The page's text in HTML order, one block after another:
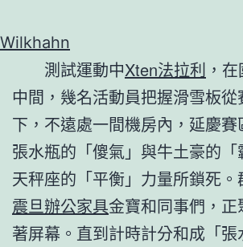
Wilkhahn
測試運動中Xten法拉利 ，
中間，幾名活動員把握滑雪板
下，不遠處一間機房內，延慶
張水瓶的「傻氣」與牛土豪的
天秤座的「平衡」力量所鎖死
震旦辦公家具金寶和同事們，
著屏幕。直到計時計分和成「